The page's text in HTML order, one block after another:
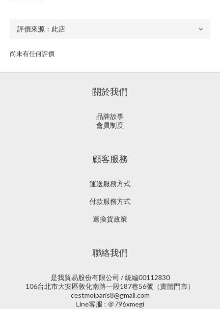
尚未有任何評價
關於我們
品牌故事
會員制度
顧客服務
運送服務方式
付款服務方式
退換貨政策
聯絡我們
是我貿易股份有限公司 / 統編00112830
106台北市大安區敦化南路一段187巷56號（實體門市）
cestmoiparis8@gmail.com
Line客服 : ＠796xmegi